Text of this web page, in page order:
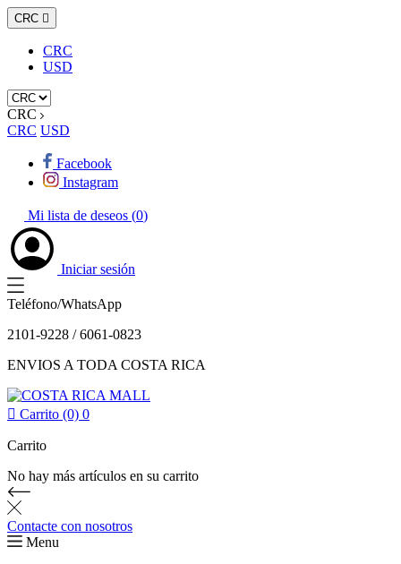
CRC 
CRC
USD
CRC
CRC USD
Facebook
Instagram
Mi lista de deseos (0)
Iniciar sesión
Teléfono/WhatsApp
2101-9228 / 6061-0823
ENVIOS A TODA COSTA RICA
 Carrito (0) 0
Carrito
No hay más artículos en su carrito
Contacte con nosotros
Menu